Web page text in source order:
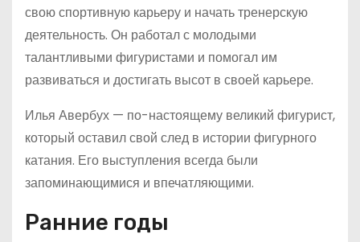
свою спортивную карьеру и начать тренерскую
деятельность. Он работал с молодыми
талантливыми фигуристами и помогал им
развиваться и достигать высот в своей карьере.
Илья Авербух — по-настоящему великий фигурист,
который оставил свой след в истории фигурного
катания. Его выступления всегда были
запоминающимися и впечатляющими.
Ранние годы